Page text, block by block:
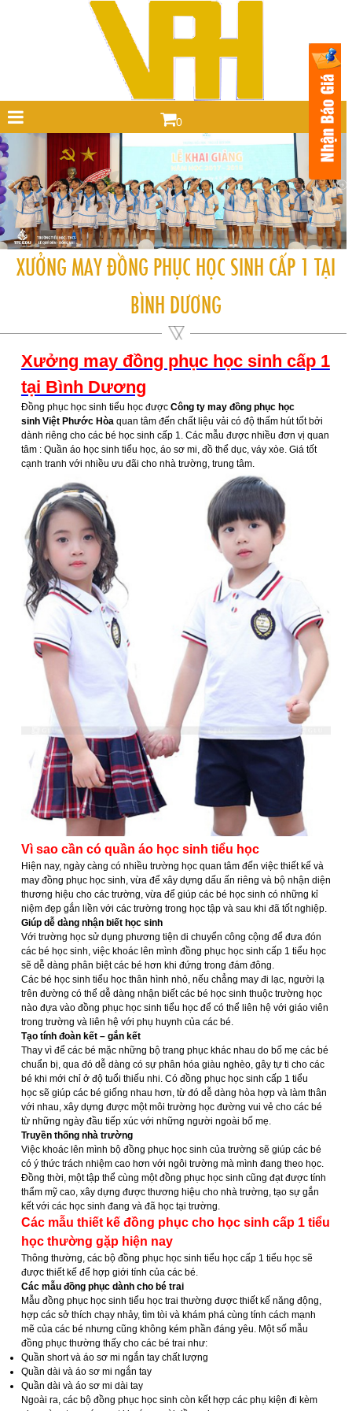
0
XƯỞNG MAY ĐỒNG PHỤC HỌC SINH CẤP 1 TẠI
BÌNH DƯƠNG
Xưởng may đồng phục học sinh cấp 1
tại Bình Dương
Đồng phục học sinh tiểu học được Công ty may đồng phục học
sinh Việt Phước Hòaquan tâm đến chất liệu vải có độ thấm hút tốt bởi
dành riêng cho các bé học sinh cấp 1. Các mẫu được nhiều đơn vị quan
tâm : Quần áo học sinh tiểu học, áo sơ mi, đồ thể dục, váy xòe. Giá tốt
cạnh tranh với nhiều ưu đãi cho nhà trường, trung tâm.
Vì sao cần có quần áo học sinh tiểu học
Hiện nay, ngày càng có nhiều trường học quan tâm đến việc thiết kế và
may đồng phục học sinh, vừa để xây dựng dấu ấn riêng và bộ nhận diện
thương hiệu cho các trường, vừa để giúp các bé học sinh có những kỉ
niệm đẹp gắn liền với các trường trong học tập và sau khi đã tốt nghiệp.
Giúp dễ dàng nhận biết học sinh
Với trường học sử dụng phương tiện di chuyển công cộng để đưa đón
các bé học sinh, việc khoác lên mình đồng phục học sinh cấp 1 tiểu học
sẽ dễ dàng phân biệt các bé hơn khi đứng trong đám đông.
Các bé học sinh tiểu học thân hình nhỏ, nếu chẳng may đi lạc, người lạ
trên đường có thể dễ dàng nhận biết các bé học sinh thuộc trường học
nào đựa vào đồng phục học sinh tiểu học để có thể liên hệ với giáo viên
trong trường và liên hệ với phụ huynh của các bé.
Tạo tính đoàn kết – gắn kết
Thay vì để các bé mặc những bộ trang phục khác nhau do bố mẹ các bé
chuẩn bị, qua đó dễ dàng có sự phân hóa giàu nghèo, gây tự ti cho các
bé khi mới chỉ ở độ tuổi thiếu nhi. Có đồng phục học sinh cấp 1 tiểu
học sẽ giúp các bé giống nhau hơn, từ đó dễ dàng hòa hợp và làm thân
với nhau, xây dựng được một môi trường học đường vui vẻ cho các bé
từ những ngày đầu tiếp xúc với những người ngoài bố mẹ.
Truyền thống nhà trường
Việc khoác lên mình bộ đồng phục học sinh của trường sẽ giúp các bé
có ý thức trách nhiệm cao hơn với ngôi trường mà mình đang theo học.
Đồng thời, một tập thể cùng một đồng phục học sinh cũng đạt được tính
thẩm mỹ cao, xây dựng được thương hiệu cho nhà trường, tạo sự gắn
kết với các học sinh đang và đã học tại trường.
Các mẫu thiết kế đồng phục cho học sinh cấp 1 tiểu
học thường gặp hiện nay
Thông thường, các bộ đồng phục học sinh tiểu học cấp 1 tiểu học sẽ
được thiết kế để hợp giới tính của các bé.
Các mẫu đồng phục dành cho bé trai
Mẫu đồng phục học sinh tiểu học trai thường được thiết kế năng động,
hợp các sở thích chạy nhảy, tìm tòi và khám phá cùng tính cách mạnh
mẽ của các bé nhưng cũng không kém phần đáng yêu. Một số mẫu
đồng phục thường thấy cho các bé trai như:
Quần short và áo sơ mi ngắn tay chất lượng
Quần dài và áo sơ mi ngắn tay
Quần dài và áo sơ mi dài tay
Ngoài ra, các bộ đồng phục học sinh còn kết hợp các phụ kiện đi kèm